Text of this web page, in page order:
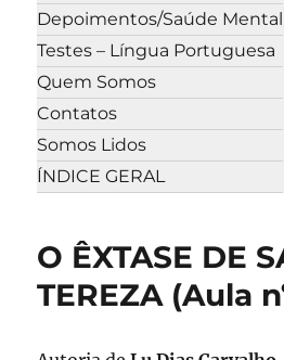
Depoimentos/Saúde Mental
Testes – Língua Portuguesa
Quem Somos
Contatos
Somos Lidos
ÍNDICE GERAL
O ÊXTASE DE
TEREZA (Aula